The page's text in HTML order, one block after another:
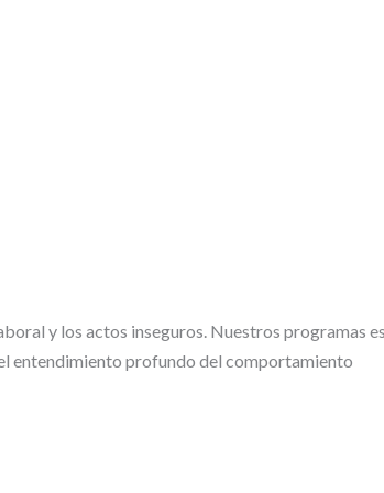
y los actos inseguros. Nuestros programas
entendimiento profundo del comportamiento